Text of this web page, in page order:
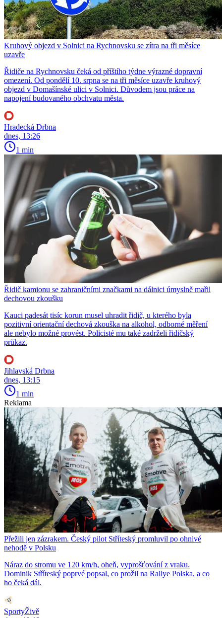
Kruhový objezd v Solnici na Rychnovsku se zítra na tři měsíce
uzavře
Řidiče na Rychnovsku čeká od příštího týdne výrazné dopravní
omezení. Od pondělí 10. srpna se na tři měsíce uzavře kruhový
objezd v Domašínské ulici v Solnici. Důvodem jsou práce na
napojení budovaného obchvatu města.
Hradecká Drbna
dnes, 13:26
1 min
Řidič kamionu se zahraničními značkami na dálnici úmyslně mařil
dechovou zkoušku
Kauci padesát tisíc korun musel uhradit řidič, u kterého byla
pozitivní orientační dechová zkouška na alkohol, odborné měření
ale nebylo možné provést. Policisté mu také zadrželi řidičský
průkaz.
Jihlavská Drbna
dnes, 13:15
1 min
Reklama
Přežili jen zázrakem. Český pilot Stříteský promluvil po ohnivé
nehodě v Polsku
Náraz do stromu ve 120 km/h, oheň, vyprošťování z vraku.
Dominik Stříteský poprvé popsal, co prožil na Rallye Polska, a co
ho čeká dál.
SportyŽivě